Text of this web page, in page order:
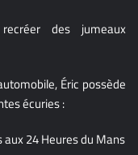
des jumeaux
Éric possède
écuries :
24 Heures du Mans